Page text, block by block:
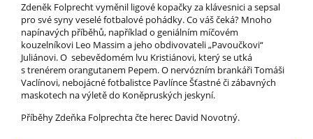
Zdeněk Folprecht vyměnil ligové kopačky za klávesnici a sepsal
pro své syny veselé fotbalové pohádky. Co váš čeká? Mnoho
napínavých příběhů, například o geniálním míčovém
kouzelníkovi Leo Massim a jeho obdivovateli „Pavoučkovi“
Juliánovi. O sebevědomém lvu Kristiánovi, který se utká
s trenérem orangutanem Pepem. O nervózním brankáři Tomáši
Vaclínovi, nebojácné fotbalistce Pavlínce Šťastné či zábavných
maskotech na výletě do Koněpruských jeskyní.
Příběhy Zdeňka Folprechta čte herec David Novotný.